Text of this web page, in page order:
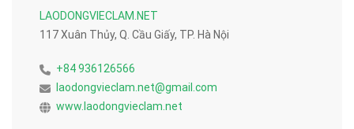
LAODONGVIECLAM.NET
117 Xuân Thủy, Q. Cầu Giấy, TP. Hà Nội
+84 936126566
laodongvieclam.net@gmail.com
www.laodongvieclam.net